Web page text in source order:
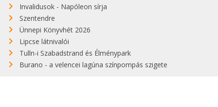
Invalidusok - Napóleon sírja
Szentendre
Ünnepi Könyvhét 2026
Lipcse látnivalói
Tulln-i Szabadstrand és Élménypark
Burano - a velencei lagúna színpompás szigete